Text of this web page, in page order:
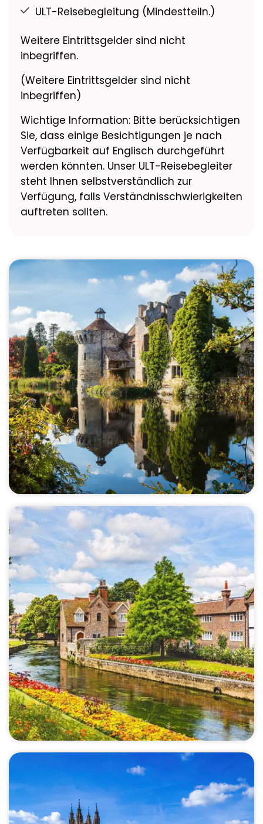
ULT-Reisebegleitung (Mindestteiln.)
Weitere Eintrittsgelder sind nicht
inbegriffen.
(Weitere Eintrittsgelder sind nicht
inbegriffen)
Wichtige Information: Bitte berücksichtigen
Sie, dass einige Besichtigungen je nach
Verfügbarkeit auf Englisch durchgeführt
werden könnten. Unser ULT-Reisebegleiter
steht Ihnen selbstverständlich zur
Verfügung, falls Verständnisschwierigkeiten
auftreten sollten.